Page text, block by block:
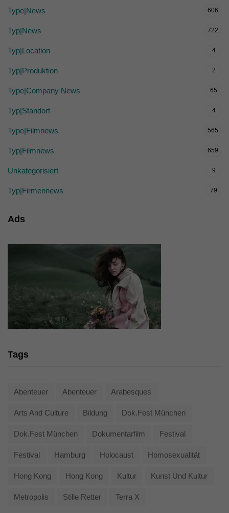
Type|News 606
Typ|News 722
Typ|Location 4
Typ|Produktion 2
Type|Company News 65
Typ|Standort 4
Type|Filmnews 565
Typ|Filmnews 659
Unkategorisiert 9
Typ|Firmennews 79
Ads
Tags
Abenteuer Abenteuer Arabesques
Arts And Culture Bildung Dok.fest München
Dok.fest München Dokumentarfilm Festival
Festival Hamburg Holocaust Homosexualität
Hong Kong Hong Kong Kultur Kunst Und Kultur
Metropolis Stille Retter Terra X